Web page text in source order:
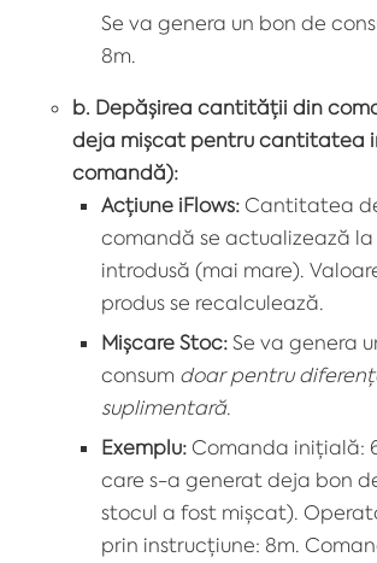
Se va genera un bon de
8m.
b. Depășirea cantității din
deja mișcat pentru cantitatea
comandă):
Acțiune iFlows: Cantitatea
comandă se actualizează
introdusă (mai mare).
produs se recalculează.
Mișcare Stoc: Se va genera
consum doar pentru
suplimentară.
Exemplu: Comanda inițială:
care s-a generat deja bon
stocul a fost mișcat).
prin instrucțiune: 8m.